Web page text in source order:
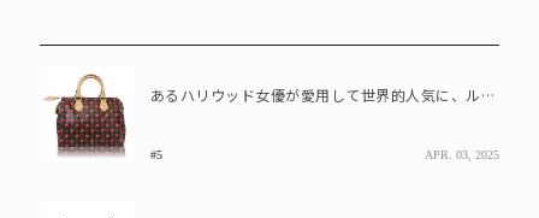
あるハリウッド女優が愛用して世界的人気に、ルイ・ヴィトン「スピーディ25」誕生の秘密とは?
#5 APR. 03, 2025